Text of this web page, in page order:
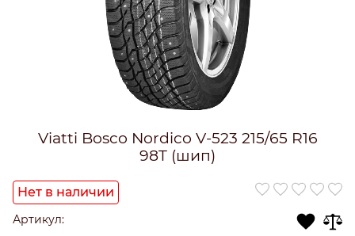
Viatti Bosco Nordico V-523 215/65 R16
98T (шип)
Нет в наличии
Артикул: